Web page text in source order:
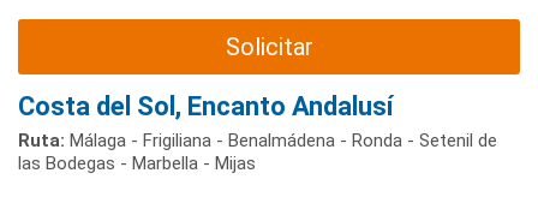
Solicitar
Costa del Sol, Encanto Andalusí
Ruta: Málaga - Frigiliana - Benalmádena - Ronda - Setenil de
las Bodegas - Marbella - Mijas